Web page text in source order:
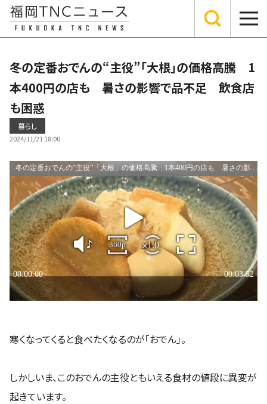
冬の定番おでんの“主役”「大根」の価格高騰 1
本400円の店も 暑さの影響で品不足 飲食店
も困惑
暮らし
2024/11/21 18:00
寒くなってくると食べたくなるのが「おでん」。
しかしいま、このおでんの主役ともいえる食材の値段に異変が
起きています。